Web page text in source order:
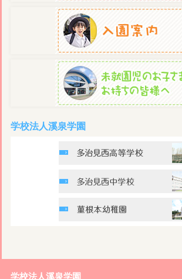
学校法人溪泉学園
学校法人溪泉学園